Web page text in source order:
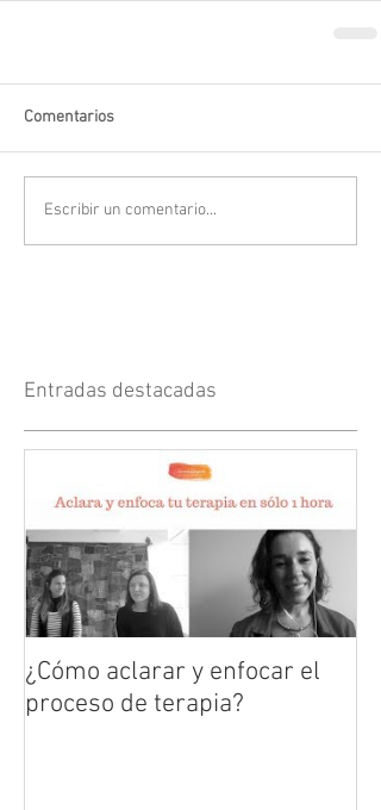
Comentarios
Escribir un comentario...
Entradas destacadas
¿Cómo aclarar y enfocar el
proceso de terapia?